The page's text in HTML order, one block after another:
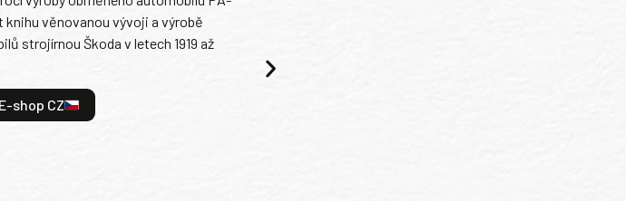
knihu věnovanou vývoji a výrobě
strojírnou Škoda v letech 1919 až
E-shop CZ